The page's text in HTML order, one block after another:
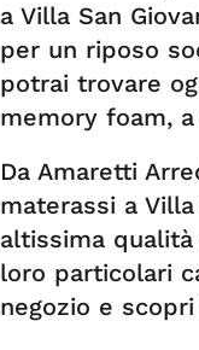
a Villa San
per un riposo
potrai trovare
memory foam,
Da Amaretti
materassi a
altissima
loro particolari
negozio e